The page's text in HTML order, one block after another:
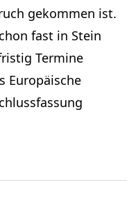
gekommen ist.
fast in Stein
Termine
Europäische